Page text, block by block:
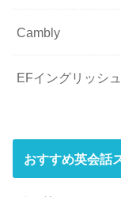
Cambly
EFイングリッシ
おすすめ英会話